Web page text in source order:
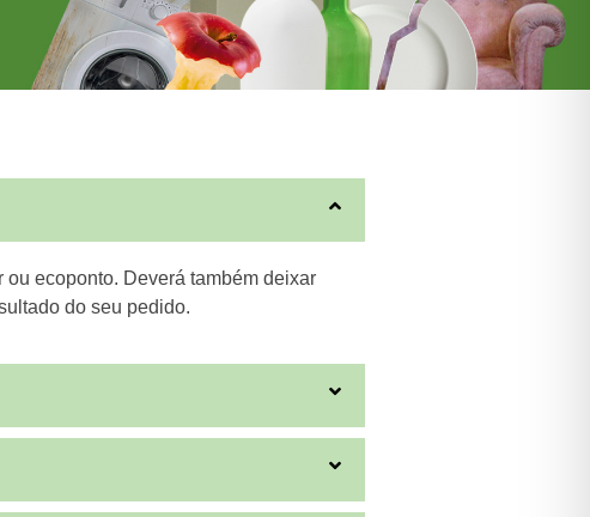
ecoponto. Deverá também deixar
do seu pedido.